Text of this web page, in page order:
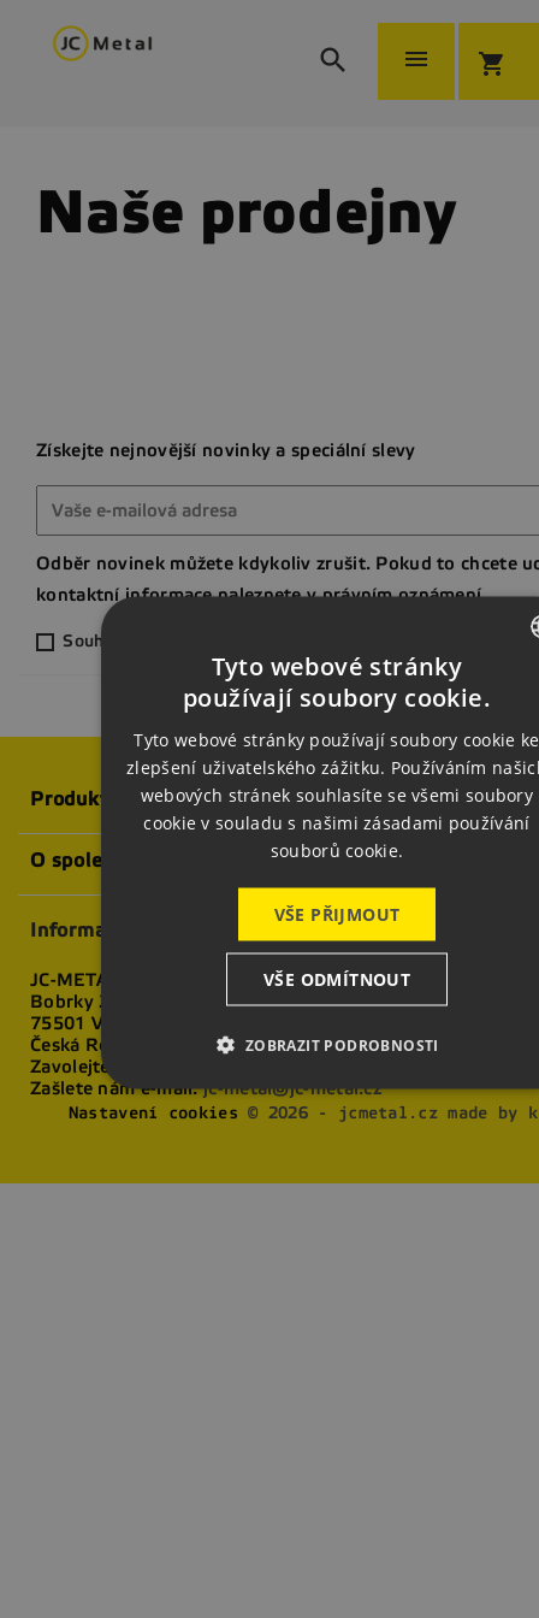
  shopping_cart
Naše prodejny
Získejte nejnovější novinky a speciální slevy
Odběr novinek můžete kdykoliv zrušit. Pokud to chcete
kontaktní informace naleznete v právním oznámení.
Souhlasím s odběrem novinek ze světa svařování a
Produkty
O společnosti
Informace o obchodu
JC-METAL s. r. o.
Bobrky 2298
75501 Vsetín
Česká Republika
Zavolejte nám:
Zašlete nám e-mail:jc-metal@jc-metal.cz
Nastavení cookies © 2026 - jcmetal.cz made by
ENGLISH
GERMAN
Tyto webové stránky
používají soubory cookie.
Tyto webové stránky používají soubory cookie ke
zlepšení uživatelského zážitku. Používáním
webových stránek souhlasíte se všemi soubory
cookie v souladu s našimi zásadami používání
souborů cookie.
VŠE PŘIJMOUT
VŠE ODMÍTNOUT
ZOBRAZIT PODROBNOSTI